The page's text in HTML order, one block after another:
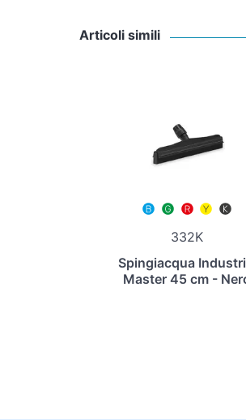
Articoli simili
332K
Spingiacqua
Master 45 cm -